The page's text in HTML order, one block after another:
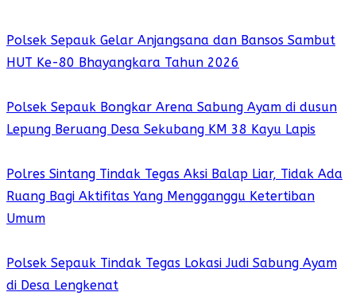
Polsek Sepauk Gelar Anjangsana dan Bansos Sambut
HUT Ke-80 Bhayangkara Tahun 2026
Polsek Sepauk Bongkar Arena Sabung Ayam di dusun
Lepung Beruang Desa Sekubang KM 38 Kayu Lapis
Polres Sintang Tindak Tegas Aksi Balap Liar, Tidak Ada
Ruang Bagi Aktifitas Yang Mengganggu Ketertiban
Umum
Polsek Sepauk Tindak Tegas Lokasi Judi Sabung Ayam
di Desa Lengkenat